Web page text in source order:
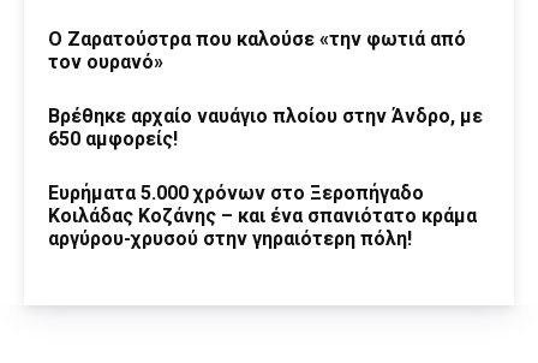
Ο Ζαρατούστρα που καλούσε «την φωτιά από
τον ουρανό»
Βρέθηκε αρχαίο ναυάγιο πλοίου στην Άνδρο, με
650 αμφορείς!
Ευρήματα 5.000 χρόνων στο Ξεροπήγαδο
Κοιλάδας Κοζάνης – και ένα σπανιότατο κράμα
αργύρου-χρυσού στην γηραιότερη πόλη!